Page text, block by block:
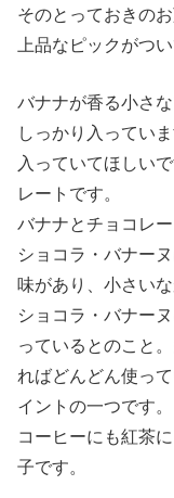
そのとっておきの
上品なピックがつ
バナナが香る小さ
しっかり入ってい
入っていてほしい
レートです。
バナナとチョコレ
ショコラ・バナー
味があり、小さい
ショコラ・バナー
っているとのこと
ればどんどん使っ
イントの一つです。
コーヒーにも紅茶
子です。